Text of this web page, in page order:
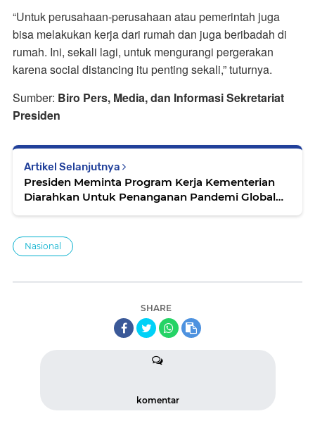
“Untuk perusahaan-perusahaan atau pemerintah juga
bisa melakukan kerja dari rumah dan juga beribadah di
rumah. Ini, sekali lagi, untuk mengurangi pergerakan
karenasocial distancing itu penting sekali,” tuturnya.
Sumber: Biro Pers, Media, dan Informasi Sekretariat
Presiden
Artikel Selanjutnya
Presiden Meminta Program Kerja Kementerian
Diarahkan Untuk Penanganan Pandemi Global
Nasional
SHARE
komentar